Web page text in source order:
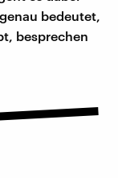
bedeutet,
besprechen